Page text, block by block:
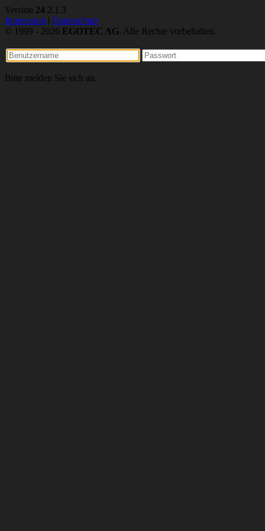
Version 24.2.1.3
Impressum | Datenschutz
© 1999 - 2026 EGOTEC AG. Alle Rechte vorbehalten.
Bitte melden Sie sich an.